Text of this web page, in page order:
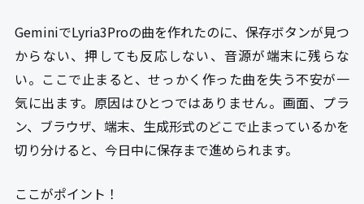
GeminiでLyria3Proの曲を作れたのに、保存ボタンが見つ
からない、押しても反応しない、音源が端末に残らな
い。ここで止まると、せっかく作った曲を失う不安が一
気に出ます。原因はひとつではありません。画面、プラ
ン、ブラウザ、端末、生成形式のどこで止まっているかを
切り分けると、今日中に保存まで進められます。
ここがポイント！